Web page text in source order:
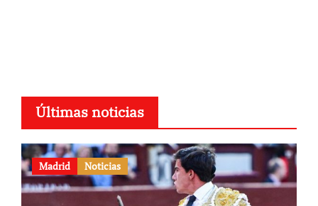
Últimas noticias
Madrid Noticias